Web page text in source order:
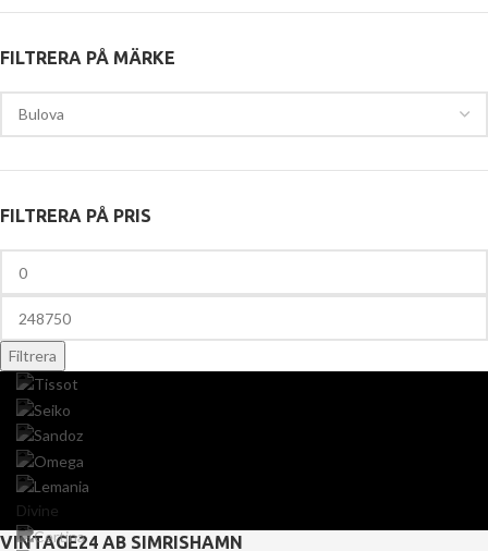
FILTRERA PÅ MÄRKE
FILTRERA PÅ PRIS
Filtrera
Divine
VINTAGE24 AB SIMRISHAMN